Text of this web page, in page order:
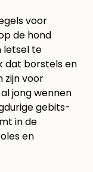
voor
de hond
letsel te
dat borstels en
voor
jong wennen
gebits-
in de
en